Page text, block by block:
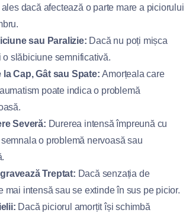
dacă afectează o parte mare a piciorului
sau Paralizie: Dacă nu poți mișca
o slăbiciune semnificativă.
la Cap, Gât sau Spate: Amorțeala care
poate indica o problemă
Severă: Durerea intensă împreună cu
o problemă nervoasă sau
Treptat: Dacă senzația de
mai intensă sau se extinde în sus pe picior.
Dacă piciorul amorțit își schimbă